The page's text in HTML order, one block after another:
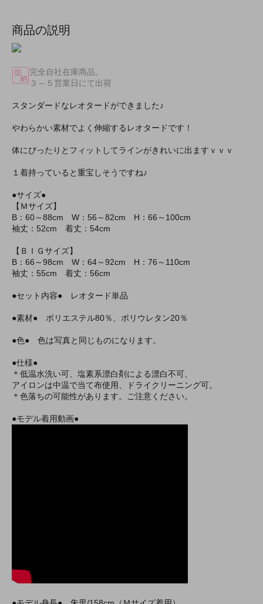
商品の説明
完全自社在庫商品。
３～５営業日にて出荷
スタンダードなレオタードができました♪
やわらかい素材でよく伸縮するレオタードです！
体にぴったりとフィットしてラインがきれいに出ますｖｖｖ
１着持っていると重宝しそうですね♪
●サイズ●
【Ｍサイズ】
B：60～88cm W：56～82cm H：66～100cm
袖丈：52cm 着丈：54cm
【ＢＩＧサイズ】
B：66～98cm W：64～92cm H：76～110cm
袖丈：55cm 着丈：56cm
●セット内容● レオタード単品
●素材● ポリエステル80％、ポリウレタン20％
●色● 色は写真と同じものになります。
●仕様●
＊低温水洗い可、塩素系漂白剤による漂白不可、
アイロンは中温で当て布使用、ドライクリーニング可。
＊色落ちの可能性があります。ご注意ください。
●モデル着用動画●